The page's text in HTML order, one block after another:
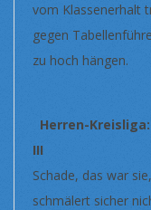
vom Klassenerhalt
gegen
zu hoch hängen.
Herren-
III 6
Schade, das war
schmälert sicher